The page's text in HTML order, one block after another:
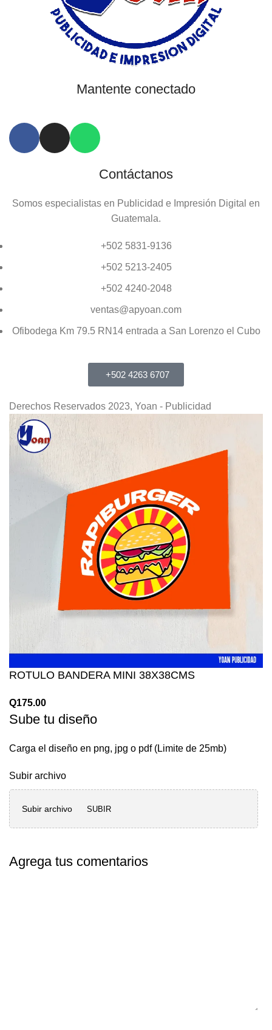
Mantente conectado
Contáctanos
Somos especialistas en Publicidad e Impresión Digital en
Guatemala.
+502 5831-9136
+502 5213-2405
+502 4240-2048
ventas@apyoan.com
Ofibodega Km 79.5 RN14 entrada a San Lorenzo el Cubo
+502 4263 6707
Derechos Reservados 2023, Yoan - Publicidad
ROTULO BANDERA MINI 38X38CMS
Q175.00
Sube tu diseño
Carga el diseño en png, jpg o pdf (Limite de 25mb)
Subir archivo
Subir archivo SUBIR
Agrega tus comentarios